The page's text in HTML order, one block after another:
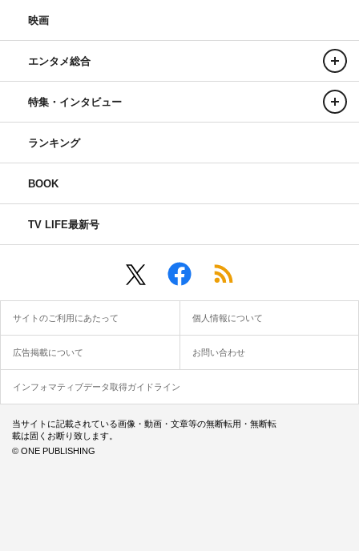
映画
エンタメ総合
特集・インタビュー
ランキング
BOOK
TV LIFE最新号
サイトのご利用にあたって 個人情報について
広告掲載について お問い合わせ
インフォマティブデータ取得ガイドライン
当サイトに記載されている画像・動画・文章等の無断転用・無断転
載は固くお断り致します。
© ONE PUBLISHING